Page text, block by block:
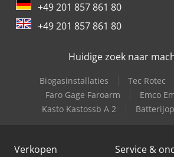
+49 201 857 861 80
+49 201 857 861 80
Huidige zoek naar
Biogasinstallaties Tec Rotec
Faro Gage Faroarm
Emco
Kasto Kastossb A 2
Verkopen Service &